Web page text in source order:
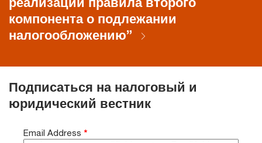
компонента о подлежании
налогообложению”
Подписаться на налоговый и
юридический вестник
Email Address *